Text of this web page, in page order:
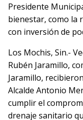
Presidente
bienestar, como la
con inversión de
Los Mochis, Sin.-
Rubén Jaramillo,
Jaramillo,
Alcalde Antonio
cumplir el
drenaje sanitario